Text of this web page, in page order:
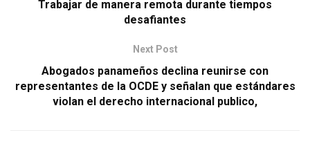
Trabajar de manera remota durante tiempos
desafiantes
Next Post
Abogados panameños declina reunirse con
representantes de la OCDE y señalan que estándares
violan el derecho internacional publico,